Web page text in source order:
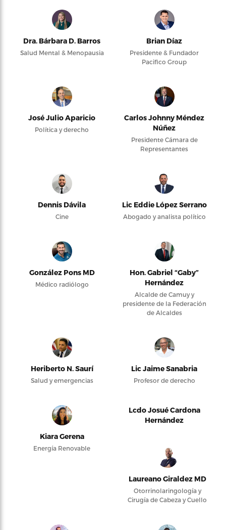
Dra. Bárbara D. Barros
Salud Mental & Menopausia
Brian Díaz
Presidente & Fundador
Pacifico Group
José Julio Aparicio
Política y derecho
Carlos Johnny Méndez
Núñez
Presidente Cámara de
Representantes
Dennis Dávila
Cine
Lic Eddie López Serrano
Abogado y analista político
González Pons MD
Médico radiólogo
Hon. Gabriel “Gaby”
Hernández
Alcalde de Camuy y
presidente de la Federación
de Alcaldes
Heriberto N. Saurí
Salud y emergencias
Lic Jaime Sanabria
Profesor de derecho
Kiara Gerena
Energía Renovable
Lcdo Josué Cardona
Hernández
Laureano Giraldez MD
Otorrinolaringología y
Cirugía de Cabeza y Cuello